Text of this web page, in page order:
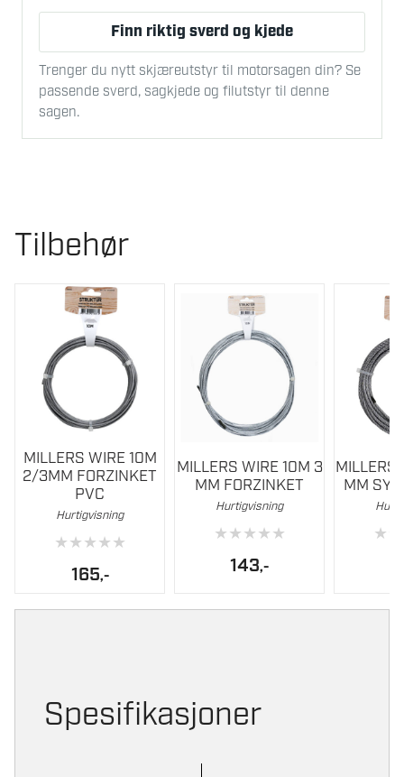
10M
5
MM
FORZINKET
antall
Finn riktig sverd og kjede
Trenger du nytt skjæreutstyr til motorsagen din? Se
passende sverd, sagkjede og filutstyr til denne
sagen.
Tilbehør
MILLERS WIRE 10M
2/3MM FORZINKET
PVC
Hurtigvisning
★★★★★
165,-
MILLERS WIRE 10M 3
MM FORZINKET
Hurtigvisning
★★★★★
143,-
MILLERS
MM
★
Spesifikasjoner